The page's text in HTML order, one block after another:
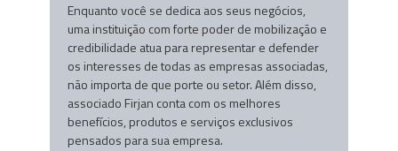
Enquanto você se dedica aos seus negócios,
uma instituição com forte poder de mobilização e
credibilidade atua para representar e defender
os interesses de todas as empresas associadas,
não importa de que porte ou setor. Além disso,
associado Firjan conta com os melhores
benefícios, produtos e serviços exclusivos
pensados para sua empresa.